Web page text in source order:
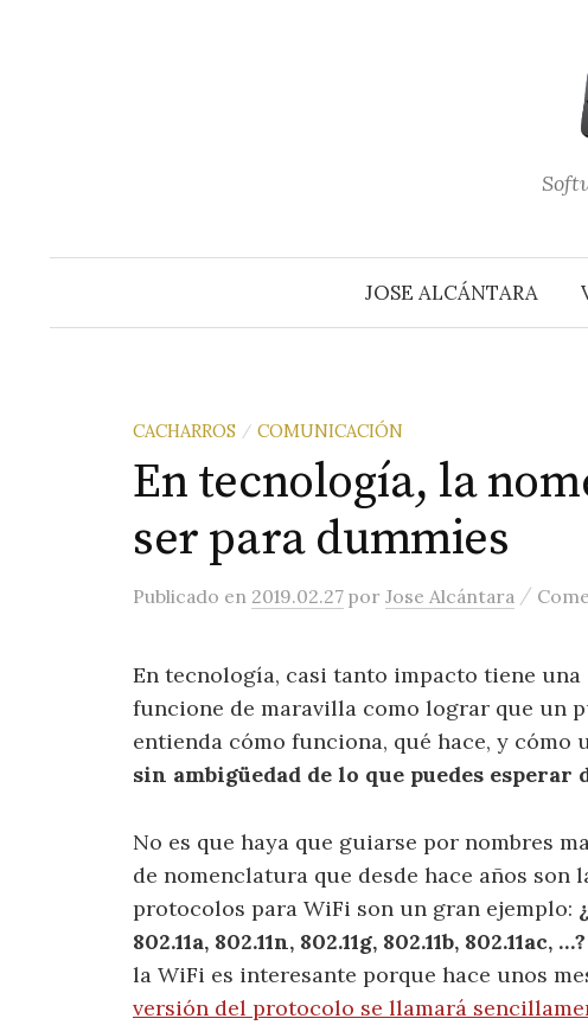
JOSE ALCÁNTARA
CACHARROS / COMUNICACIÓN
En tecnología, la
ser para dummies
Publicado en 2019.02.27 por Jose Alcántara /
En tecnología, casi tanto impacto tiene
funcione de maravilla como lograr que un
entienda cómo funciona, qué hace, y cómo
sin ambigüedad de lo que puedes
No es que haya que guiarse por nombres
de nomenclatura que desde hace años son
protocolos para WiFi son un gran ejemplo:
802.11a, 802.11n, 802.11g, 802.11b, 802.11ac, …?
la WiFi es interesante porque hace unos
versión del protocolo se llamará